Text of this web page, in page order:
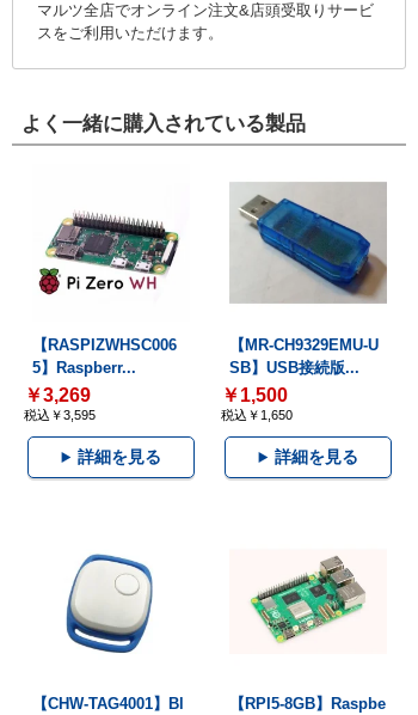
マルツ全店でオンライン注文&店頭受取りサービ
スをご利用いただけます。
よく一緒に購入されている製品
【RASPIZWHSC006
5】Raspberr...
￥3,269
税込￥3,595
詳細を見る
【MR-CH9329EMU-U
SB】USB接続版...
￥1,500
税込￥1,650
詳細を見る
【CHW-TAG4001】Bl
【RPI5-8GB】Raspbe